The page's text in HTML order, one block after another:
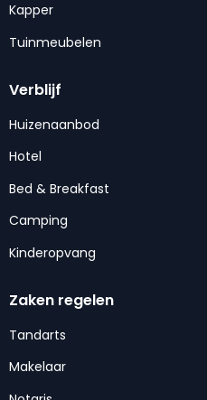
Kapper
Tuinmeubelen
Verblijf
Huizenaanbod
Hotel
Bed & Breakfast
Camping
Kinderopvang
Zaken regelen
Tandarts
Makelaar